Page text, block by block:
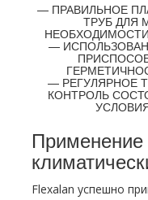
— ПРАВИЛЬНОЕ
ТРУБ ДЛЯ
—
— РЕГУЛЯРНОЕ
КОНТРОЛЬ
Flexalan успешно